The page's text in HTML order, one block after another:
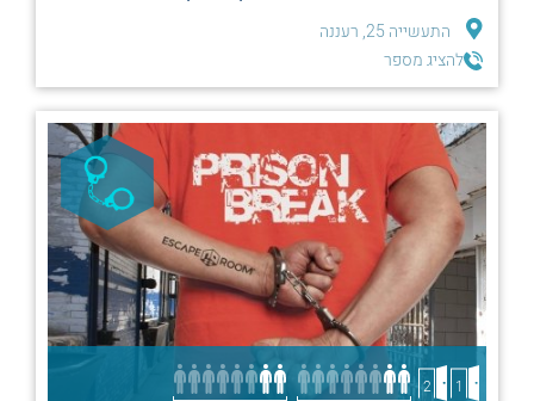
התעשייה 25, רעננה
להציג מספר
1
2